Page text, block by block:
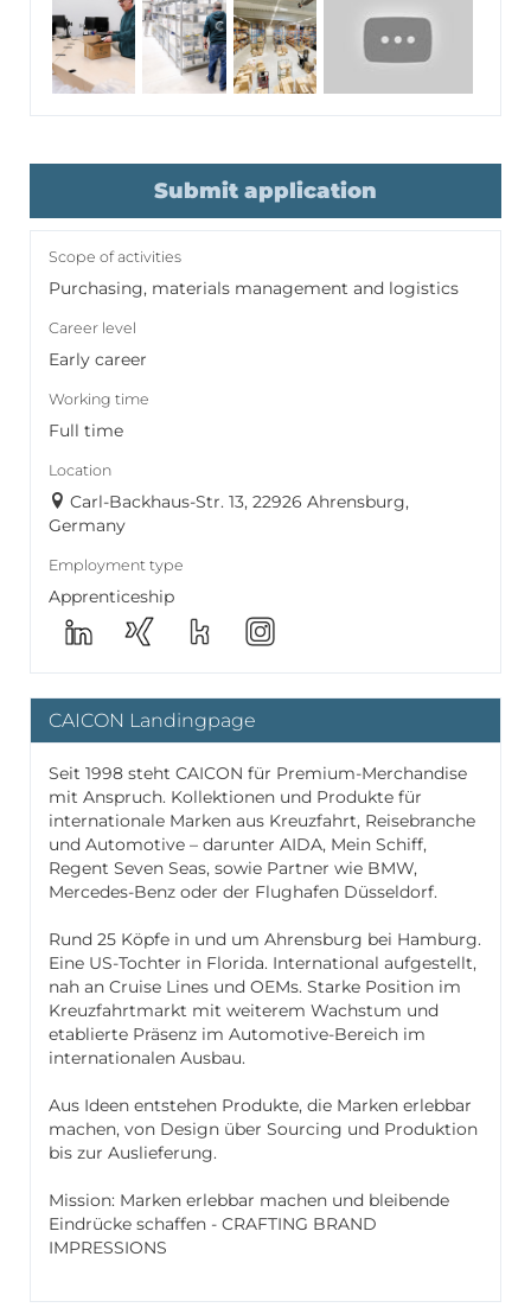
Submit application
Scope of activities
Purchasing, materials management and logistics
Career level
Early career
Working time
Full time
Location
Carl-Backhaus-Str. 13, 22926 Ahrensburg,
Germany
Employment type
Apprenticeship
CAICON Landingpage
Seit 1998 steht CAICON für Premium-Merchandise
mit Anspruch. Kollektionen und Produkte für
internationale Marken aus Kreuzfahrt, Reisebranche
und Automotive – darunter AIDA, Mein Schiff,
Regent Seven Seas, sowie Partner wie BMW,
Mercedes-Benz oder der Flughafen Düsseldorf.
Rund 25 Köpfe in und um Ahrensburg bei Hamburg.
Eine US-Tochter in Florida. International aufgestellt,
nah an Cruise Lines und OEMs. Starke Position im
Kreuzfahrtmarkt mit weiterem Wachstum und
etablierte Präsenz im Automotive-Bereich im
internationalen Ausbau.
Aus Ideen entstehen Produkte, die Marken erlebbar
machen, von Design über Sourcing und Produktion
bis zur Auslieferung.
Mission: Marken erlebbar machen und bleibende
Eindrücke schaffen - CRAFTING BRAND
IMPRESSIONS